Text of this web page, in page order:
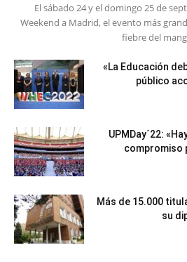
El sábado 24 y el domingo 25 de
Weekend a Madrid, el evento más
fiebre del
«La Educación
público
UPMDay´22:
compromiso
Más de 15.000
su